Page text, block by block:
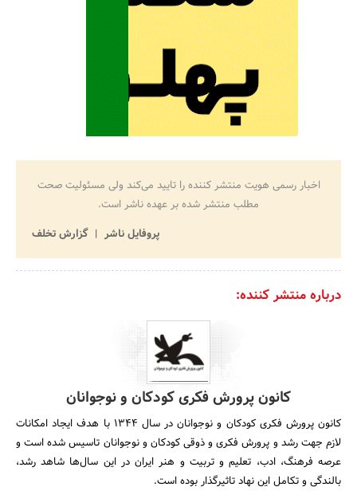
اخبار رسمی هویت منتشر کننده را تایید می‌کند ولی مسئولیت صحت
مطلب منتشر شده بر عهده ناشر است.
پروفایل ناشر
گزارش تخلف
درباره منتشر کننده:
کانون پرورش فکری کودکان و نوجوانان
کانون پرورش فکری کودکان و نوجوانان در سال 1344 با هدف ایجاد امکانات
لازم جهت رشد و پرورش فکری و ذوقی کودکان و نوجوانان تاسیس شده است و
عرصه فرهنگ، ادب، تعلیم و تربیت و هنر ایران در این سال‌ها شاهد رشد،
بالندگی و تکامل این نهاد تاثیرگذار بوده است.